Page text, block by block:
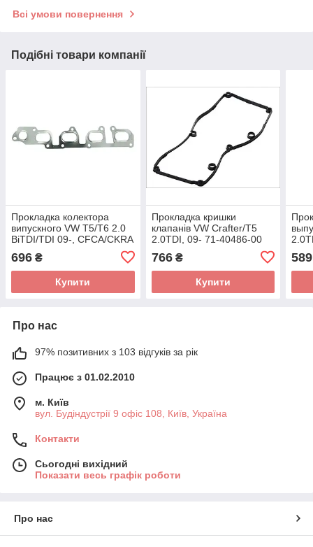
Всі умови повернення
Подібні товари компанії
Прокладка колектора
випускного VW T5/T6 2.0
BiTDI/TDI 09-, CFCA/CKRA
REINZ)
696 ₴
Купити
Прокладка кришки
клапанів VW Crafter/T5
2.0TDI, 09- 71-40486-00
766₴
Купити
589
Про нас
97% позитивних з 103 відгуків за рік
Працює з 01.02.2010
м. Київ
вул. Будіндустрії 9 офіс 108, Київ, Україна
Контакти
Сьогодні вихідний
Показати весь графік роботи
Про нас